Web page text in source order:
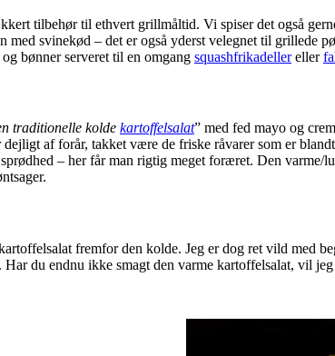
tilbehør til ethvert grillmåltid. Vi spiser det også
med svinekød – det er også yderst velegnet til grillede
bønner serveret til en omgang squashfrikadellereller
traditionelle kolde kartoffelsalat” med fed mayo og
dejligt af forår, takket være de friske råvarer som er
– her får man rigtig meget foræret. Den
fremfor den kolde. Jeg er dog ret vild med
du endnu ikke smagt den varme kartoffelsalat, vil